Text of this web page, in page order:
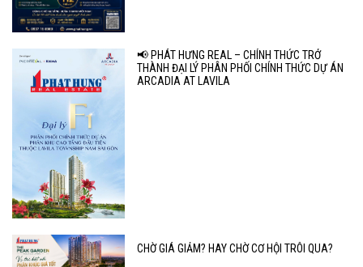
📢 PHÁT HƯNG REAL – CHÍNH THỨC TRỞ
THÀNH ĐẠI LÝ PHÂN PHỐI CHÍNH THỨC DỰ ÁN
ARCADIA AT LAVILA
CHỜ GIÁ GIẢM? HAY CHỜ CƠ HỘI TRÔI QUA?